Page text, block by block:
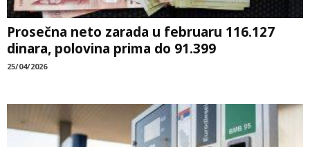
Prosečna neto zarada u februaru 116.127
dinara, polovina prima do 91.399
25/04/2026